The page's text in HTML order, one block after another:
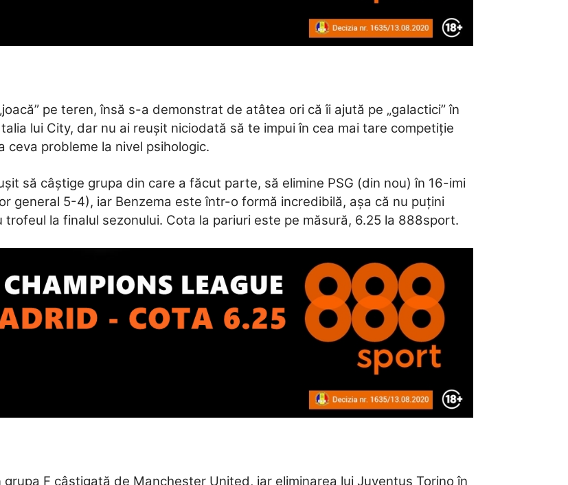
pe teren, însă s-a demonstrat de atâtea ori că îi ajută pe „galactici” în
lui City, dar nu ai reușit niciodată să te impui în cea mai tare competiție
ceva probleme la nivel psihologic.
să câștige grupa din care a făcut parte, să elimine PSG (din nou) în 16-imi
general 5-4), iar Benzema este într-o formă incredibilă, așa că nu puțini
la finalul sezonului. Cota la pariuri este pe măsură, 6.25 la 888sport.
grupa F câștigată de Manchester United, iar eliminarea lui Juventus Torino în